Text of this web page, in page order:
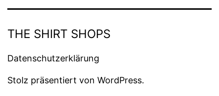
THE SHIRT SHOPS
Datenschutzerklärung
Stolz präsentiert von WordPress.